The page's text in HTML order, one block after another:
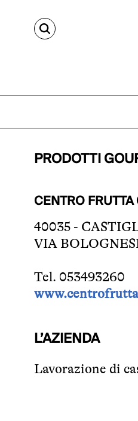
CERCA
PRODOTTI
CENTRO
40035 -
VIA
Tel. 053493260
L’AZIENDA
Lavorazione di